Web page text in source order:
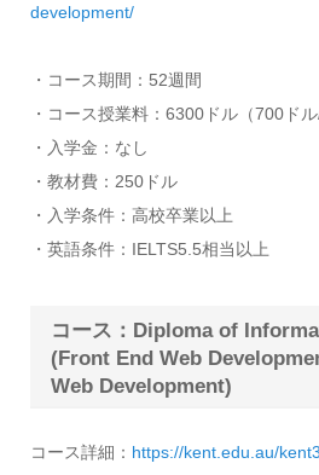
development/
・コース期間：52週間
・コース授業料：6300ドル（700ド
・入学金：なし
・教材費：250ドル
・入学条件：高校卒業以上
・英語条件：IELTS5.5相当以上
コース：Diploma of
(Front End Web
Web Development)
コース詳細： https://kent.edu.au/